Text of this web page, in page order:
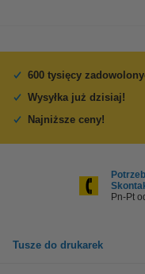
600 tysięcy
Wysyłka już dzisiaj!
Najniższe ceny!
Pn-Pt
Tusze do drukarek